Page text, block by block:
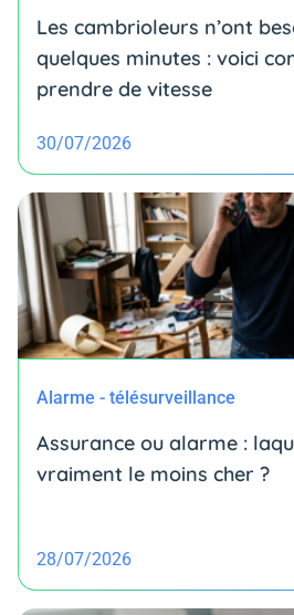
Les cambrioleurs n’ont
quelques minutes : voici
prendre de vitesse
30/07/2026
Alarme - télésurveillance
Assurance ou alarme :
vraiment le moins cher ?
28/07/2026